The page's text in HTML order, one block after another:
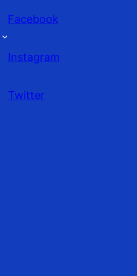
Facebook
Instagram
Twitter